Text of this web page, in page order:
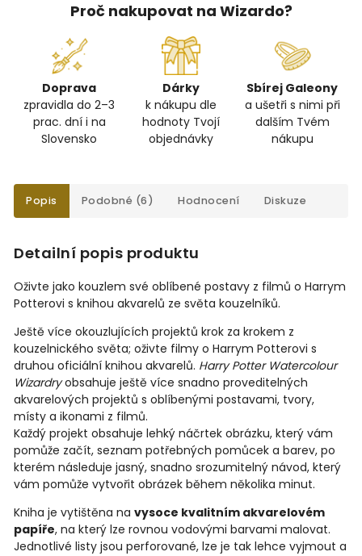
Proč nakupovat na Wizardo?
Doprava
zpravidla do 2–3
prac. dní i na
Slovensko
Dárky
k nákupu dle
hodnoty Tvojí
objednávky
Sbírej Galeony
a ušetři s nimi při
dalším Tvém
nákupu
Popis Podobné (6) Hodnocení Diskuze
Detailní popis produktu
Oživte jako kouzlem své oblíbené postavy z filmů o Harrym
Potterovi s knihou akvarelů ze světa kouzelníků.
Ještě více okouzlujících projektů krok za krokem z
kouzelnického světa; oživte filmy o Harrym Potterovi s
druhou oficiální knihou akvarelů. Harry Potter Watercolour
Wizardryobsahuje ještě více snadno proveditelných
akvarelových projektů s oblíbenými postavami, tvory,
místy a ikonami z filmů.
Každý projekt obsahuje lehký náčrtek obrázku, který vám
pomůže začít, seznam potřebných pomůcek a barev, po
kterém následuje jasný, snadno srozumitelný návod, který
vám pomůže vytvořit obrázek během několika minut.
Kniha je vytištěna na vysoce kvalitním akvarelovém
papíře, na který lze rovnou vodovými barvami malovat.
Jednotlivé listy jsou perforované, lze je tak lehce vyjmout a